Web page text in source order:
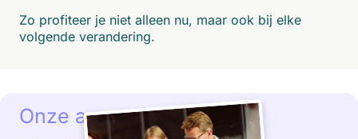
Zo profiteer je niet alleen nu, maar ook bij elke
volgende verandering.
Onze aanpak